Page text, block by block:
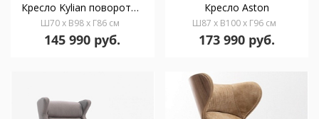
Кресло Kylian поворотное
Ш70 x В98 x Г86 см
145 990 руб.
Кресло Aston
Ш87 x В100 x Г96 см
173 990 руб.